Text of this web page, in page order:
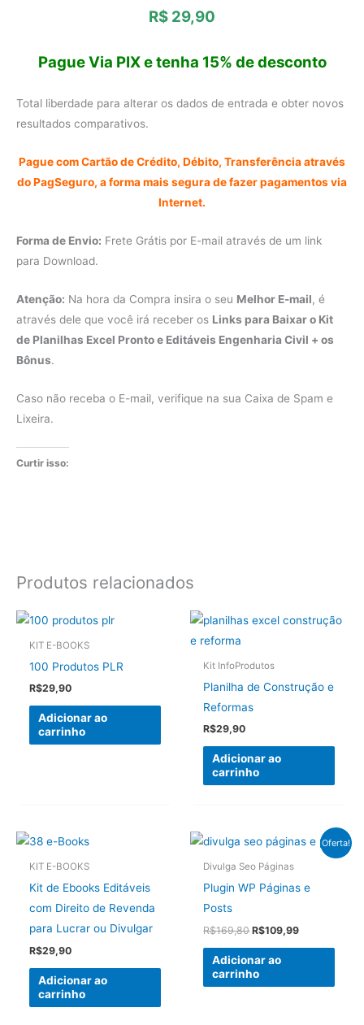
R$ 29,90
Pague Via PIX e tenha 15% de desconto
Total liberdade para alterar os dados de entrada e obter novos
resultados comparativos.
Pague com Cartão de Crédito, Débito, Transferência através
do PagSeguro, a forma mais segura de fazer pagamentos via
Internet.
Forma de Envio: Frete Grátis por E-mail através de um link
para Download.
Atenção: Na hora da Compra insira o seu Melhor E-mail, é
através dele que você irá receber os Links para Baixar o Kit
de Planilhas Excel Pronto e Editáveis Engenharia Civil + os
Bônus.
Caso não receba o E-mail, verifique na sua Caixa de Spam e
Lixeira.
Curtir isso:
Produtos relacionados
KIT E-BOOKS
100 Produtos PLR
R$29,90
Adicionar ao
carrinho
Kit InfoProdutos
Planilha de Construção e
Reformas
R$29,90
Adicionar ao
carrinho
KIT E-BOOKS
Kit de Ebooks Editáveis
com Direito de Revenda
para Lucrar ou Divulgar
R$29,90
Adicionar ao
carrinho
Oferta!
Divulga Seo Páginas
Plugin WP Páginas e
Posts
R$169,80O
original
era:
R$169,80.
R$109,99O
Adicionar ao
carrinho